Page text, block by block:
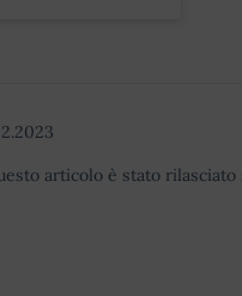
articolo è stato